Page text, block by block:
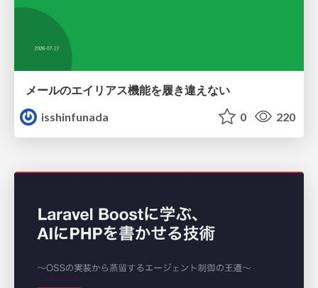
メールのエイリアス機能を履き違えない
isshinfunada
0 220